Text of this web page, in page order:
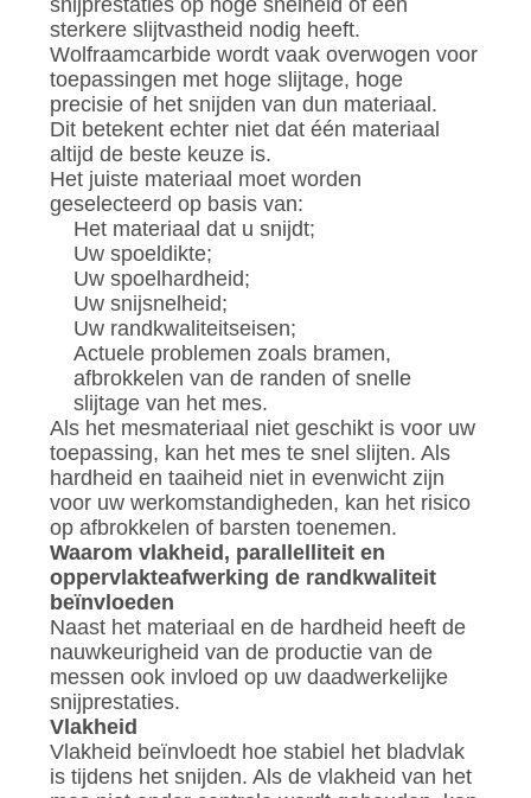
snijprestaties op hoge snelheid of een
sterkere slijtvastheid nodig heeft.
Wolfraamcarbide wordt vaak overwogen voor
toepassingen met hoge slijtage, hoge
precisie of het snijden van dun materiaal.
Dit betekent echter niet dat één materiaal
altijd de beste keuze is.
Het juiste materiaal moet worden
geselecteerd op basis van:
Het materiaal dat u snijdt;
Uw spoeldikte;
Uw spoelhardheid;
Uw snijsnelheid;
Uw randkwaliteitseisen;
Actuele problemen zoals bramen,
afbrokkelen van de randen of snelle
slijtage van het mes.
Als het mesmateriaal niet geschikt is voor uw
toepassing, kan het mes te snel slijten. Als
hardheid en taaiheid niet in evenwicht zijn
voor uw werkomstandigheden, kan het risico
op afbrokkelen of barsten toenemen.
Waarom vlakheid, parallelliteit en
oppervlakteafwerking de randkwaliteit
beïnvloeden
Naast het materiaal en de hardheid heeft de
nauwkeurigheid van de productie van de
messen ook invloed op uw daadwerkelijke
snijprestaties.
Vlakheid
Vlakheid beïnvloedt hoe stabiel het bladvlak
is tijdens het snijden. Als de vlakheid van het